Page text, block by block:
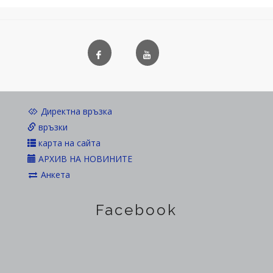
Директна връзка
връзки
карта на сайта
АРХИВ НА НОВИНИТЕ
Анкета
Facebook